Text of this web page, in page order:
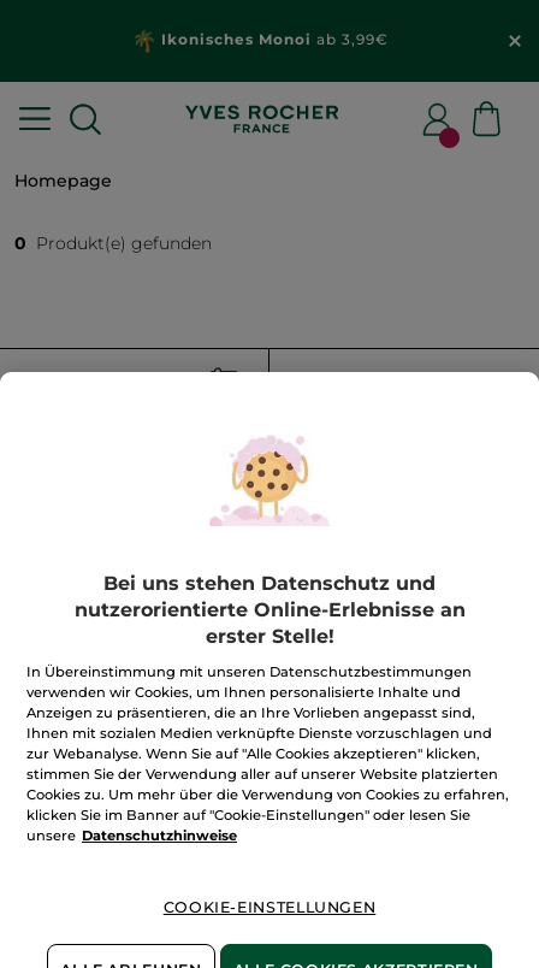
Ikonisches Monoi ab 3,99€
Homepage
0 Produkt(e) gefunden
FILTER SORTIEREN NACH
100%unserer Aktivstoffe
sindpflanzlich
Wir bewirtschaften
unsere Felder
biologisch
Mehr entdecken
Bei uns stehen Datenschutz und
nutzerorientierte Online-Erlebnisse an
erster Stelle!
In Übereinstimmung mit unseren Datenschutzbestimmungen
verwenden wir Cookies, um Ihnen personalisierte Inhalte und
Anzeigen zu präsentieren, die an Ihre Vorlieben angepasst sind,
Ihnen mit sozialen Medien verknüpfte Dienste vorzuschlagen und
zur Webanalyse. Wenn Sie auf "Alle Cookies akzeptieren" klicken,
stimmen Sie der Verwendung aller auf unserer Website platzierten
Cookies zu. Um mehr über die Verwendung von Cookies zu erfahren,
klicken Sie im Banner auf "Cookie-Einstellungen" oder lesen Sie
unsere Datenschutzhinweise
COOKIE-EINSTELLUNGEN